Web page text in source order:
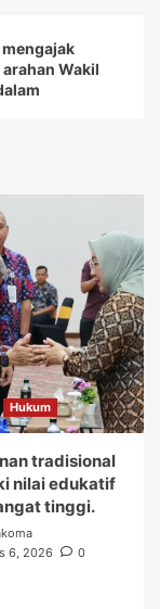
Wakil
Rd.
Tangerang
seluruh
para
nilai
jatuh
Hukum
tradisional
nilai edukatif
tinggi.
6, 2026
0